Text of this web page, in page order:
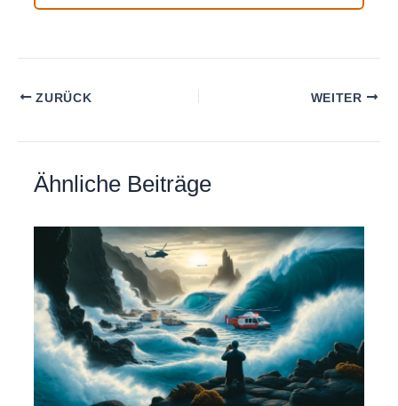
ZURÜCK WEITER
Ähnliche Beiträge